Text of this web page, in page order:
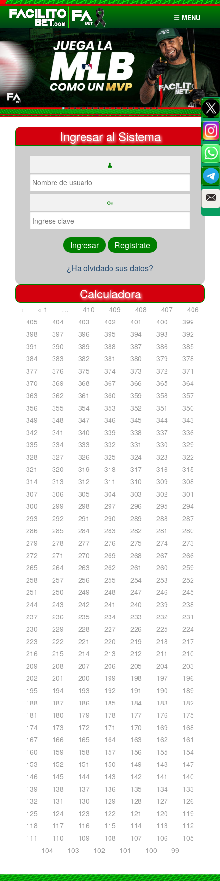
☰ MENU
Inicio
Apuestas
Cuentas
Ingresar al Sistema
¿Ha olvidado sus datos?
Calculadora
‹ « 1 … 410 409 408 407
406
405
404 403 402 401 400
399
398
397 396 395 394 393
392
391
390 389 388 387 386
385
384
383 382 381 380 379
378
377
376 375 374 373 372
371
370
369 368 367 366 365
364
363
362 361 360 359 358
357
356
355 354 353 352 351
350
349
348 347 346 345 344
343
342
341 340 339 338 337
336
335
334 333 332 331 330
329
328
327 326 325 324 323
322
321
320 319 318 317 316
315
314
313 312 311 310 309
308
307
306 305 304 303 302
301
300
299 298 297 296 295
294
293
292 291 290 289 288
287
286
285 284 283 282 281
280
279
278 277 276 275 274
273
272
271 270 269 268 267
266
265
264 263 262 261 260
259
258
257 256 255 254 253
252
251
250 249 248 247 246
245
244
243 242 241 240 239
238
237
236 235 234 233 232
231
230
229 228 227 226 225
224
223
222 221 220 219 218
217
216
215 214 213 212 211
210
209
208 207 206 205 204
203
202
201 200 199 198 197
196
195
194 193 192 191 190
189
188
187 186 185 184 183
182
181
180 179 178 177 176
175
174
173 172 171 170 169
168
167
166 165 164 163 162
161
160
159 158 157 156 155
154
153
152 151 150 149 148
147
146
145 144 143 142 141
140
139
138 137 136 135 134
133
132
131 130 129 128 127
126
125
124 123 122 121 120
119
118
117 116 115 114 113
112
111
110 109 108 107 106
105
104
103 102 101 100 99